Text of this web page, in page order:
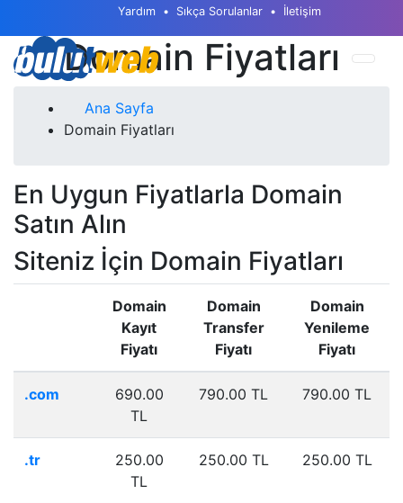
Yardım Sıkça Sorulanlar İletişim
Domain Fiyatları
Ana Sayfa
Domain Fiyatları
En Uygun Fiyatlarla Domain
Satın Alın
Siteniz İçin Domain Fiyatları
Domain
Kayıt
Fiyatı
Domain
Transfer
Fiyatı
Domain
Yenileme
Fiyatı
.com
690.00
TL
790.00 TL 790.00 TL
.tr
250.00
TL
250.00 TL 250.00 TL